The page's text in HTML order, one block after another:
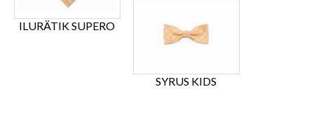
ILURÄTIK SUPERO
SYRUS KIDS